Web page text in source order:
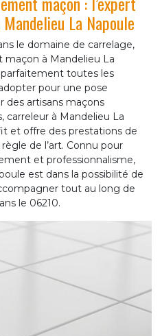
La Napoule
le domaine de carrelage,
maçon à Mandelieu La
toutes les
pour une pose
des artisans maçons
carreleur à Mandelieu La
et offre des prestations de
de l’art. Connu pour
et professionnalisme,
est dans la possibilité de
tout au long de
le 06210.